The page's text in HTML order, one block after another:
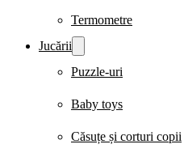
Termometre
Jucării
Puzzle-uri
Baby toys
Căsuțe și corturi copii